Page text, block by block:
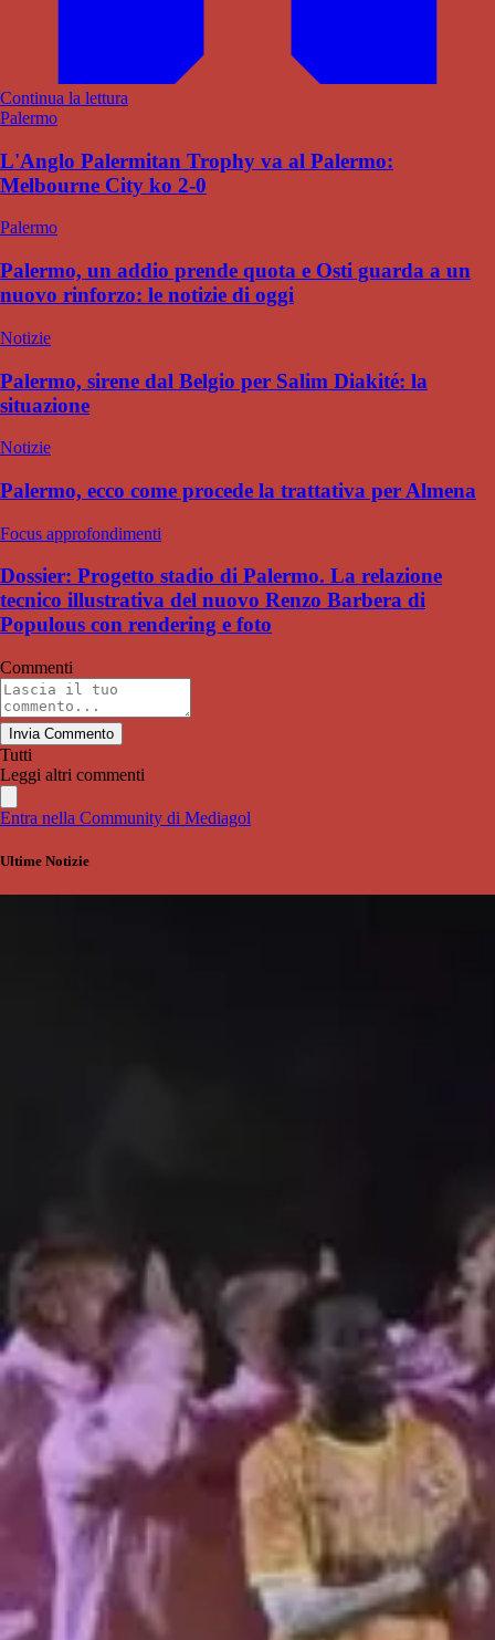
Continua la lettura
Palermo
L'Anglo Palermitan Trophy va al Palermo:
Melbourne City ko 2-0
Palermo
Palermo, un addio prende quota e Osti guarda a un
nuovo rinforzo: le notizie di oggi
Notizie
Palermo, sirene dal Belgio per Salim Diakité: la
situazione
Notizie
Palermo, ecco come procede la trattativa per Almena
Focus approfondimenti
Dossier: Progetto stadio di Palermo. La relazione
tecnico illustrativa del nuovo Renzo Barbera di
Populous con rendering e foto
Commenti
Invia Commento
Tutti
Leggi altri commenti
Entra nella Community di Mediagol
Ultime Notizie